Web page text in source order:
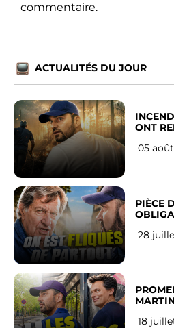
commentaire.
ACTUALITÉS DU JOUR
ONT
05
PIÈCE
28
18